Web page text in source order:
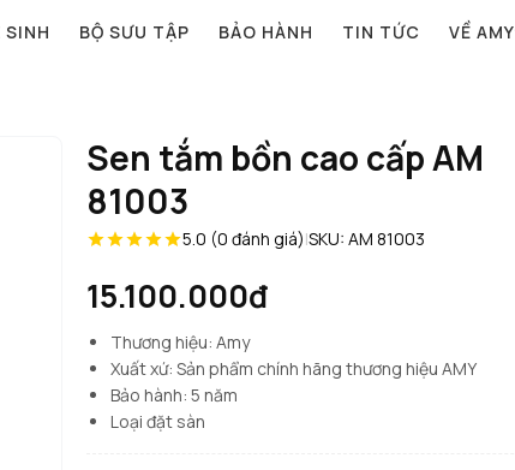
SINH BỘ SƯU TẬP BẢO HÀNH TIN TỨC VỀ AMY
Sen tắm bồn cao cấp AM
81003
5.0 (0 đánh giá)|SKU: AM 81003
15.100.000đ
Thương hiệu: Amy
Xuất xứ: Sản phẩm chính hãng thương hiệu AMY
Bảo hành: 5 năm
Loại đặt sàn